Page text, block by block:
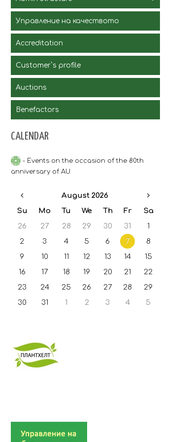
Поздравителни адреси 80
Пловдив
СЪСТАВ
Комисия за контрол на
плагиатството
Колективен трудов договор
Financial and Accounting
Department
Staff
отчети
ГФО - 2017
ГФО - 2018
ГФО - 2019
ГФО 2020
ГФО - 2023
Human Resources Department
Управление на качеството
Състав
Accreditation
Customer`s profile
Аuctions
Benefactors
CALENDAR
- Events on the occasion of the 80th
anniversary of AU
August 2026
Su
Mo Tu We Th Fr
Sa
26
27 28 29 30 31
1
2
3 4 5 6 7
8
9
10 11 12 13 14
15
16
17 18 19 20 21
22
23
24 25 26 27 28
29
30
31 1 2 3 4 5